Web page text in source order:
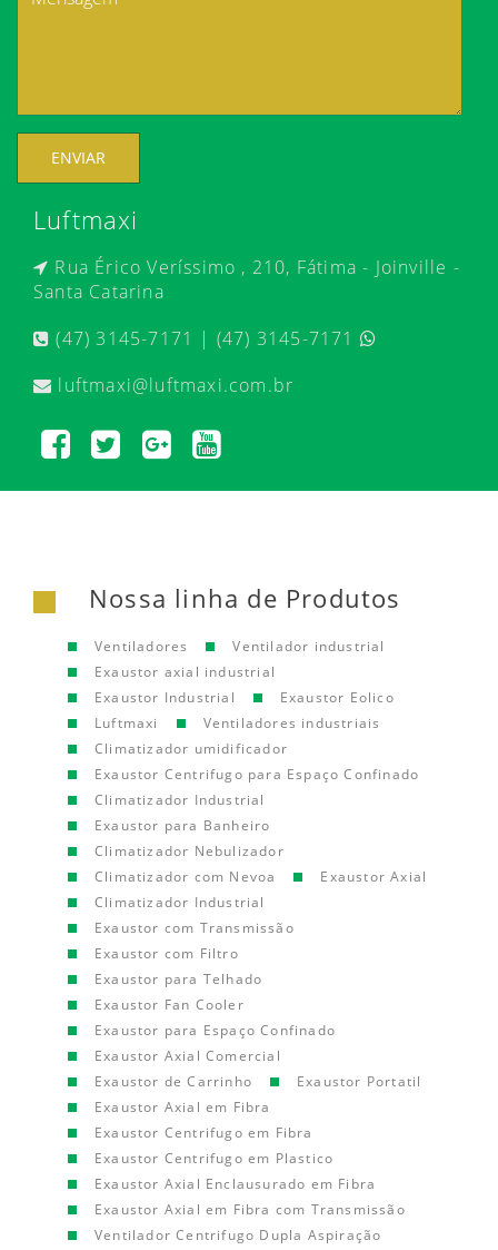
ENVIAR
Luftmaxi
Rua Érico Veríssimo , 210, Fátima - Joinville -
Santa Catarina
(47) 3145-7171 | (47) 3145-7171
luftmaxi@luftmaxi.com.br
Nossa linha de Produtos
Ventiladores
Ventilador industrial
Exaustor axial industrial
Exaustor Industrial
Exaustor Eolico
Luftmaxi
Ventiladores industriais
Climatizador umidificador
Exaustor Centrifugo para Espaço Confinado
Climatizador Industrial
Exaustor para Banheiro
Climatizador Nebulizador
Climatizador com Nevoa
Exaustor Axial
Climatizador Industrial
Exaustor com Transmissão
Exaustor com Filtro
Exaustor para Telhado
Exaustor Fan Cooler
Exaustor para Espaço Confinado
Exaustor Axial Comercial
Exaustor de Carrinho
Exaustor Portatil
Exaustor Axial em Fibra
Exaustor Centrifugo em Fibra
Exaustor Centrifugo em Plastico
Exaustor Axial Enclausurado em Fibra
Exaustor Axial em Fibra com Transmissão
Ventilador Centrifugo Dupla Aspiração